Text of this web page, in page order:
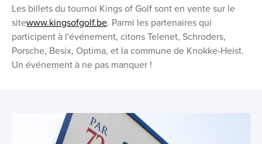
Les billets du tournoi Kings of Golf sont en vente sur le
sitewww.kingsofgolf.be. Parmi les partenaires qui
participent à l'événement, citons Telenet, Schroders,
Porsche, Besix, Optima, et la commune de Knokke-Heist.
Un événement à ne pas manquer !